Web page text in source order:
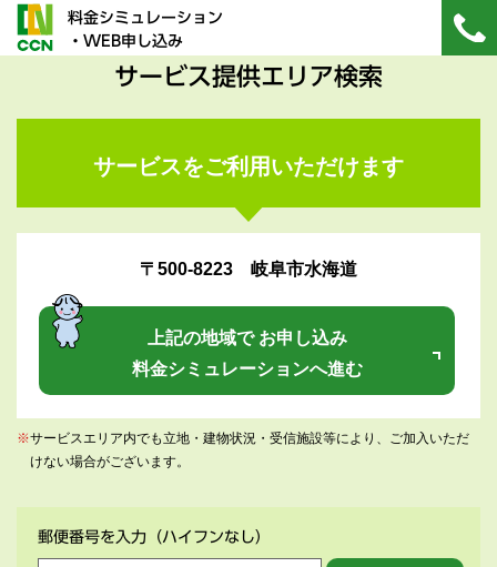
料金シミュレーション
・WEB申し込み
サービス提供エリア検索
サービスをご利用いただけます
〒500-8223 岐阜市水海道
上記の地域で お申し込み
料金シミュレーションへ進む
※サービスエリア内でも立地・建物状況・受信施設等により、ご加入いただ
けない場合がございます。
郵便番号を入力 （ハイフンなし）